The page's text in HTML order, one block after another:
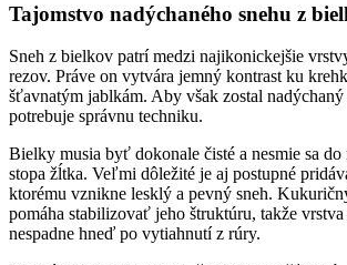
Tajomstvo nadýchaného snehu z
Sneh z bielkov patrí medzi najikonickejšie
rezov. Práve on vytvára jemný kontrast ku
šťavnatým jablkám. Aby však zostal nadýchaný
potrebuje správnu techniku.
Bielky musia byť dokonale čisté a nesmie sa
stopa žĺtka. Veľmi dôležité je aj postupné
ktorému vznikne lesklý a pevný sneh.
pomáha stabilizovať jeho štruktúru, takže vrstva
nespadne hneď po vytiahnutí z rúry.